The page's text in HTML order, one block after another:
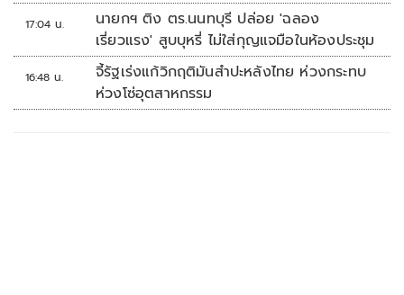
17:04 น.
นายกฯ ติง ตร.นนทบุรี ปล่อย 'ฉลอง
เรี่ยวแรง' สูบบุหรี่ ไม่ใส่กุญแจมือในห้องประชุม
16:48 น.
จี้รัฐเร่งแก้วิกฤติมันสำปะหลังไทย ห่วงกระทบ
ห่วงโซ่อุตสาหกรรม